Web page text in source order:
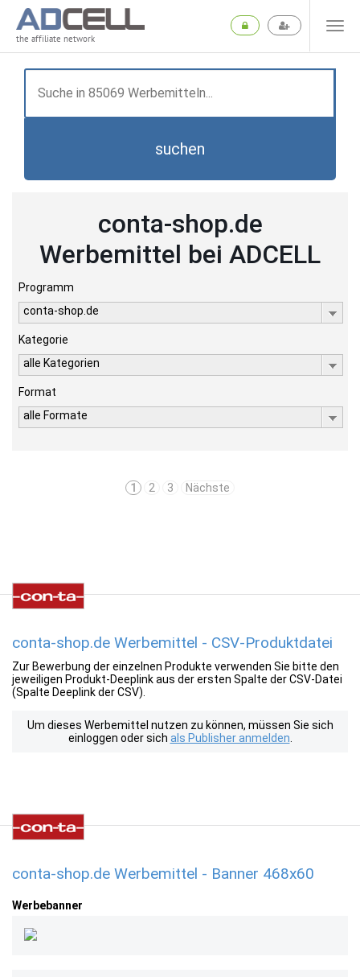
the affiliate network
suchen
conta-shop.de
Werbemittel bei ADCELL
Programm
conta-shop.de
Kategorie
alle Kategorien
Format
alle Formate
1 2 3 Nächste
conta-shop.de Werbemittel - CSV-Produktdatei
Zur Bewerbung der einzelnen Produkte verwenden Sie bitte den
jeweiligen Produkt-Deeplink aus der ersten Spalte der CSV-Datei
(Spalte Deeplink der CSV).
Um dieses Werbemittel nutzen zu können, müssen Sie sich
einloggen oder sich als Publisher anmelden
conta-shop.de Werbemittel - Banner 468x60
Werbebanner